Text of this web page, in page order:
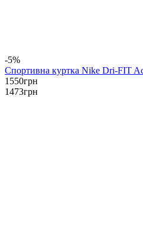
-5%
Спортивна куртка Nike Dri-FIT
1550грн
1473грн